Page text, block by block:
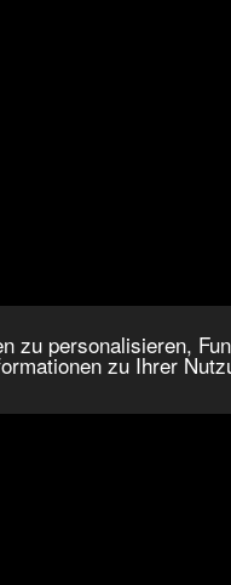
zu personalisieren,
zu Ihrer